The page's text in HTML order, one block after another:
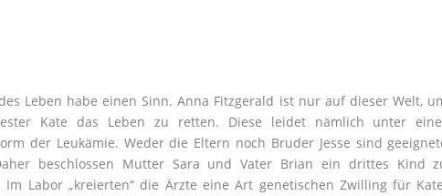
Leben habe einen Sinn. Anna Fitzgerald ist nur auf dieser Welt,
Kate das Leben zu retten. Diese leidet nämlich unter
der Leukämie. Weder die Eltern noch Bruder Jesse sind
beschlossen Mutter Sara und Vater Brian ein drittes Kind
Im Labor „kreierten“ die Ärzte eine Art genetischen Zwilling für